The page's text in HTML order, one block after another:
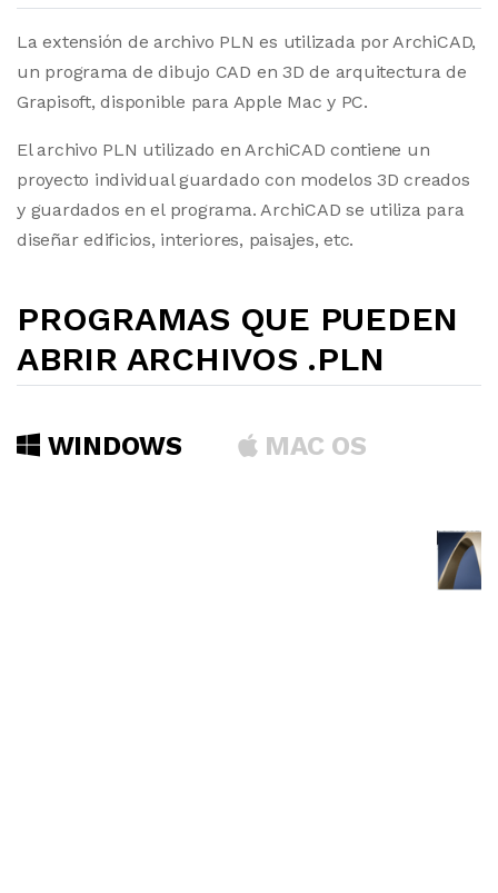
La extensión de archivo PLN es utilizada por ArchiCAD,
un programa de dibujo CAD en 3D de arquitectura de
Grapisoft, disponible para Apple Mac y PC.
El archivo PLN utilizado en ArchiCAD contiene un
proyecto individual guardado con modelos 3D creados
y guardados en el programa. ArchiCAD se utiliza para
diseñar edificios, interiores, paisajes, etc.
PROGRAMAS QUE PUEDEN
ABRIR ARCHIVOS .PLN
WINDOWS MAC OS